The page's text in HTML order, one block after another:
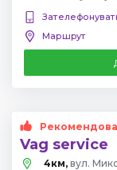
Маршрут
Vag service
4км, вул.